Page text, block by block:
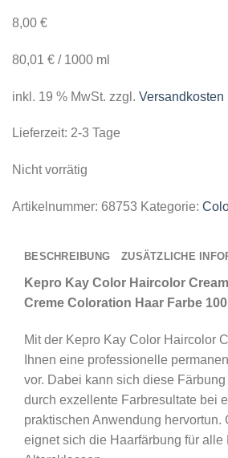
8,00 €
80,01 € / 1000 ml
inkl. 19 % MwSt. zzgl. Versandkosten
Lieferzeit: 2-3 Tage
Nicht vorrätig
Artikelnummer: 68753 Kategorie:
BESCHREIBUNG ZUSÄTZLICHE
Kepro Kay Color Haircolor
Creme Coloration Haar Farbe
Mit der Kepro Kay Color Haircolor
Ihnen eine professionelle
vor. Dabei kann sich diese
durch exzellente Farbresultate bei
praktischen Anwendung hervortun.
eignet sich die Haarfärbung für alle